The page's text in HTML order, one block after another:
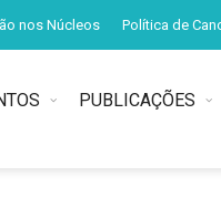
nos Núcleos Política de
PUBLICAÇÕES